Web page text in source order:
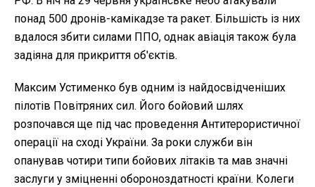
понад 500 дронів-камікадзе та ракет. Більшість із них
вдалося збити силами ППО, однак авіація також була
задіяна для прикриття об'єктів.
Максим Устименко був одним із найдосвідченіших
пілотів Повітряних сил. Його бойовий шлях
розпочався ще під час проведення Антитерористичної
операції на сході України. За роки служби він
опанував чотири типи бойових літаків та мав значні
заслуги у зміцненні обороноздатності країни. Колеги